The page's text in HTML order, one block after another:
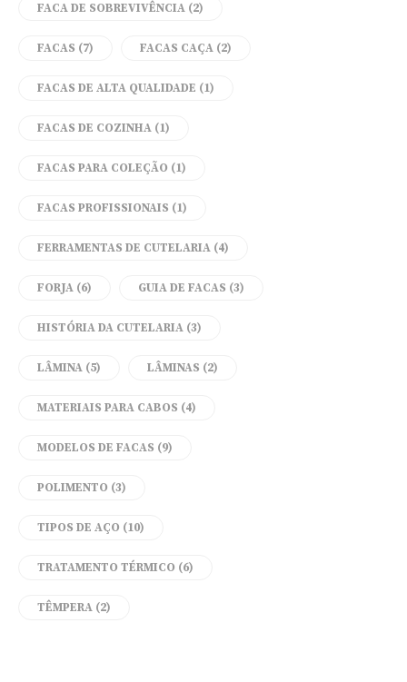
FACA DE SOBREVIVÊNCIA (2)
FACAS (7) FACAS CAÇA (2)
FACAS DE ALTA QUALIDADE (1)
FACAS DE COZINHA (1)
FACAS PARA COLEÇÃO (1)
FACAS PROFISSIONAIS (1)
FERRAMENTAS DE CUTELARIA (4)
FORJA (6) GUIA DE FACAS (3)
HISTÓRIA DA CUTELARIA (3)
LÂMINA (5) LÂMINAS (2)
MATERIAIS PARA CABOS (4)
MODELOS DE FACAS (9)
POLIMENTO (3)
TIPOS DE AÇO (10)
TRATAMENTO TÉRMICO (6)
TÊMPERA (2)